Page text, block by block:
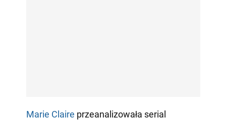
Marie Claire przeanalizowała serial